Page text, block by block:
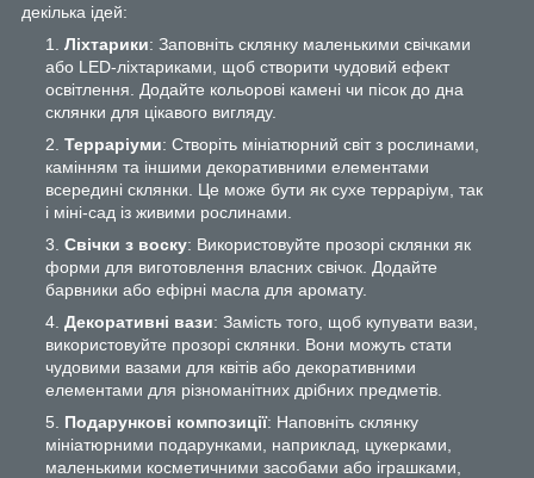
декілька ідей:
Ліхтарики: Заповніть склянку маленькими свічками
або LED-ліхтариками, щоб створити чудовий ефект
освітлення. Додайте кольорові камені чи пісок до дна
склянки для цікавого вигляду.
Терраріуми: Створіть мініатюрний світ з рослинами,
камінням та іншими декоративними елементами
всередині склянки. Це може бути як сухе терраріум, так
і міні-сад із живими рослинами.
Свічки з воску: Використовуйте прозорі склянки як
форми для виготовлення власних свічок. Додайте
барвники або ефірні масла для аромату.
Декоративні вази: Замість того, щоб купувати вази,
використовуйте прозорі склянки. Вони можуть стати
чудовими вазами для квітів або декоративними
елементами для різноманітних дрібних предметів.
Подарункові композиції: Наповніть склянку
мініатюрними подарунками, наприклад, цукерками,
маленькими косметичними засобами або іграшками,